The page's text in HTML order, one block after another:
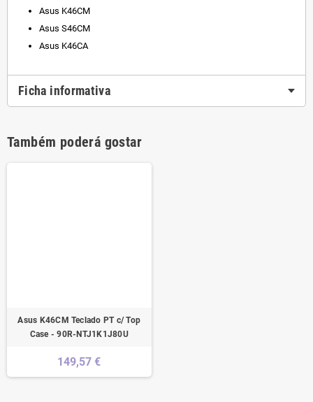
Asus K46CM
Asus S46CM
Asus K46CA
Ficha informativa
Também poderá gostar
Asus K46CM Teclado PT c/ Top
Case - 90R-NTJ1K1J80U
149,57 €